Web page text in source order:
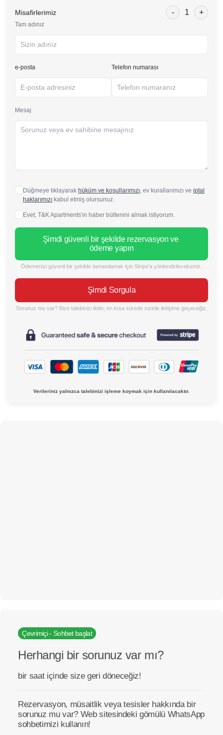
Misafirlerimiz - 1 +
Tam adınız
e-posta Telefon numarası
Mesaj
Düğmeye tıklayarak hüküm ve koşullarımızı, ev kurallarımızı ve iptal
haklarımızı kabul etmiş olursunuz.
Evet, T&K Apartments'ın haber bültenini almak istiyorum.
Şimdi güvenli bir şekilde rezervasyon ve
ödeme yapın
Ödemenizi güvenli bir şekilde tamamlamak için Stripe'a yönlendirileceksiniz.
Şimdi Sorgula
Sorunuz mu var? Bize talebinizi iletin; en kısa sürede sizinle iletişime geçeceğiz.
Verileriniz yalnızca talebinizi işleme koymak için kullanılacaktır.
Çevrimiçi - Sohbet başlat
Herhangi bir sorunuz var mı?
bir saat içinde size geri döneceğiz!
Rezervasyon, müsaitlik veya tesisler hakkında bir
sorunuz mu var? Web sitesindeki gömülü WhatsApp
sohbetimizi kullanın!